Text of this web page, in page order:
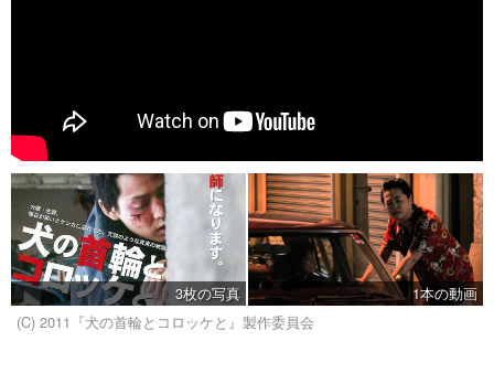
3枚の写真
1本の動画
(C) 2011『犬の首輪とコロッケと』製作委員会